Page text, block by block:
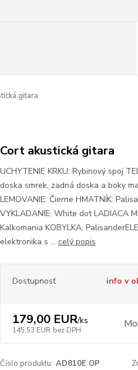
gitara
Cort akustická gitara
UCHYTENIE KRKU: Rybinový spoj
doska smrek, zadná doska a boky
LEMOVANIE: Čierne HMATNÍK:
VYKLADANIE: White dot LADIACA
Kalkomania KOBYLKA:
elektronika s ... celý popis
Dostupnosť info v
179,00 EUR/ks
145,53 EUR bez DPH
Číslo produktu: AD810E OP